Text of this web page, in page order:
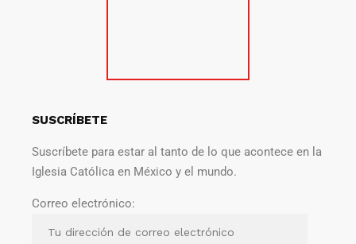
SUSCRÍBETE
Suscríbete para estar al tanto de lo que acontece en la
Iglesia Católica en México y el mundo.
Correo electrónico: